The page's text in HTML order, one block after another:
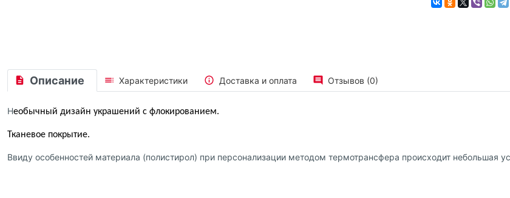
Описание Характеристики Доставка и оплата Отзывов (0)
Необычный дизайн украшений с флокированием.
Тканевое покрытие.
Ввиду особенностей материала (полистирол) при персонализации методом термотрансфера происходит небольшая